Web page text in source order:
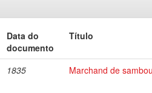
Data do
documento
Título
1835 Marchand de